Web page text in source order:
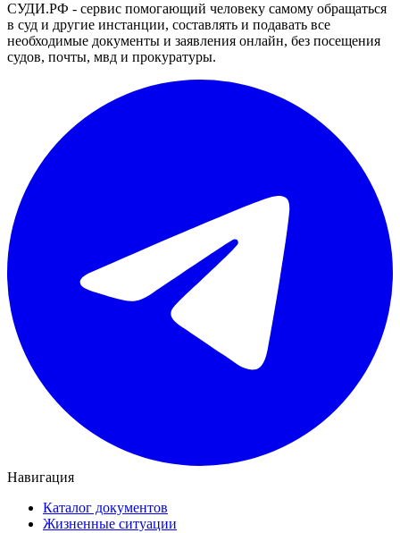
СУДИ.РФ - сервис помогающий человеку самому обращаться
в суд и другие инстанции, составлять и подавать все
необходимые документы и заявления онлайн, без посещения
судов, почты, мвд и прокуратуры.
Навигация
Каталог документов
Жизненные ситуации